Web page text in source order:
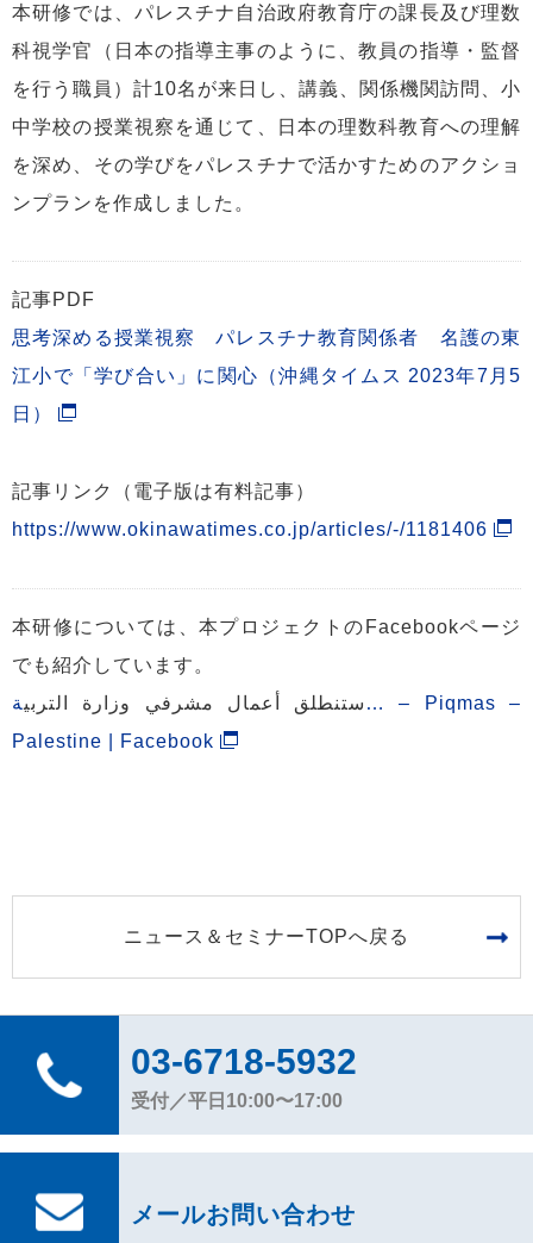
本研修では、パレスチナ自治政府教育庁の課長及び理数
科視学官（日本の指導主事のように、教員の指導・監督
を行う職員）計10名が来日し、講義、関係機関訪問、小
中学校の授業視察を通じて、日本の理数科教育への理解
を深め、その学びをパレスチナで活かすためのアクショ
ンプランを作成しました。
記事PDF
思考深める授業視察 パレスチナ教育関係者 名護の東
江小で「学び合い」に関心（沖縄タイムス 2023年7月5
日）
記事リンク（電子版は有料記事）
https://www.okinawatimes.co.jp/articles/-/1181406
本研修については、本プロジェクトのFacebookページ
でも紹介しています。
ستنطلق أعمال مشرفي وزارة التربية… – Piqmas –
Palestine | Facebook
ニュース＆セミナーTOPへ戻る
03-6718-5932
受付／平日10:00〜17:00
メールお問い合わせ